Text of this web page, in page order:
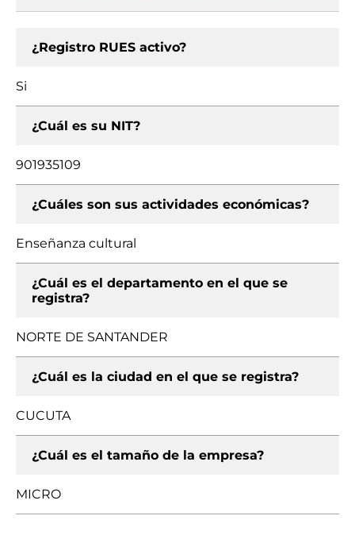
¿Registro RUES activo?
Si
¿Cuál es su NIT?
901935109
¿Cuáles son sus actividades económicas?
Enseñanza cultural
¿Cuál es el departamento en el que se
registra?
NORTE DE SANTANDER
¿Cuál es la ciudad en el que se registra?
CUCUTA
¿Cuál es el tamaño de la empresa?
MICRO